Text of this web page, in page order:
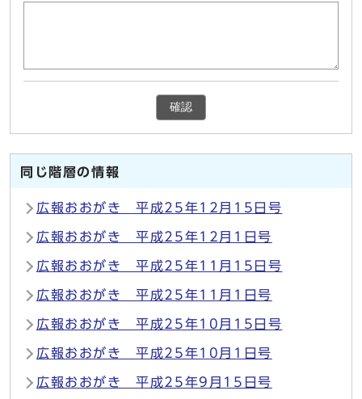
確認
同じ階層の情報
広報おおがき 平成25年12月15日号
広報おおがき 平成25年12月1日号
広報おおがき 平成25年11月15日号
広報おおがき 平成25年11月1日号
広報おおがき 平成25年10月15日号
広報おおがき 平成25年10月1日号
広報おおがき 平成25年9月15日号